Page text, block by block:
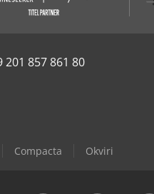
201 857 861 80
Compacta Okviri